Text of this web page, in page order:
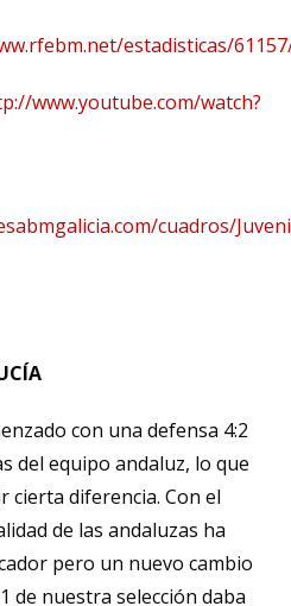
estadisticas/61157/
www.youtube.com/watch?
cuadros/
con una defensa 4:2
del equipo andaluz, lo que
cierta diferencia. Con el
de las andaluzas ha
pero un nuevo cambio
de nuestra selección daba